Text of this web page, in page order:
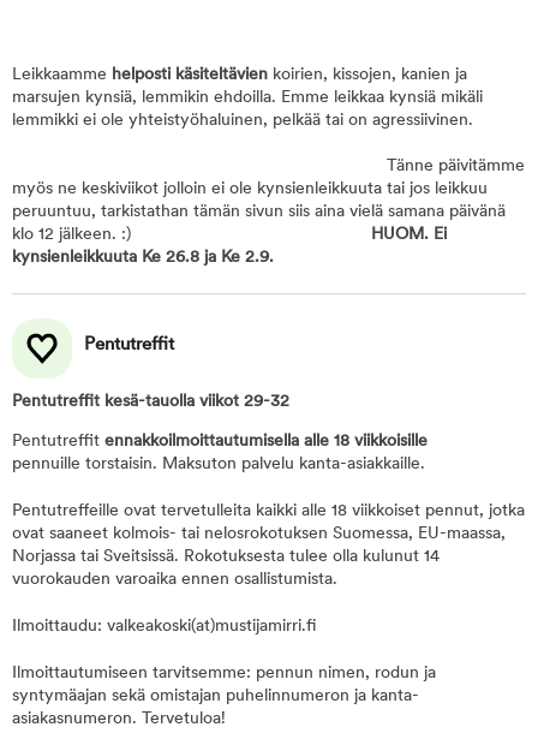
Leikkaamme helposti käsiteltävien koirien, kissojen, kanien ja
marsujen kynsiä, lemmikin ehdoilla. Emme leikkaa kynsiä mikäli
lemmikki ei ole yhteistyöhaluinen, pelkää tai on agressiivinen.
Tänne päivitämme
myös ne keskiviikot jolloin ei ole kynsienleikkuuta tai jos leikkuu
peruuntuu, tarkistathan tämän sivun siis aina vielä samana päivänä
klo 12 jälkeen. :) HUOM. Ei
kynsienleikkuuta Ke 26.8 ja Ke 2.9.
Pentutreffit
Pentutreffit kesä-tauolla viikot 29-32
Pentutreffit ennakkoilmoittautumisella alle 18 viikkoisille
pennuille torstaisin. Maksuton palvelu kanta-asiakkaille.
Pentutreffeille ovat tervetulleita kaikki alle 18 viikkoiset pennut, jotka
ovat saaneet kolmois- tai nelosrokotuksen Suomessa, EU-maassa,
Norjassa tai Sveitsissä. Rokotuksesta tulee olla kulunut 14
vuorokauden varoaika ennen osallistumista.
Ilmoittaudu: valkeakoski(at)mustijamirri.fi
Ilmoittautumiseen tarvitsemme: pennun nimen, rodun ja
syntymäajan sekä omistajan puhelinnumeron ja kanta-
asiakasnumeron. Tervetuloa!